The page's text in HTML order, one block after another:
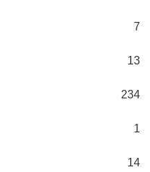
7
13
234
1
14